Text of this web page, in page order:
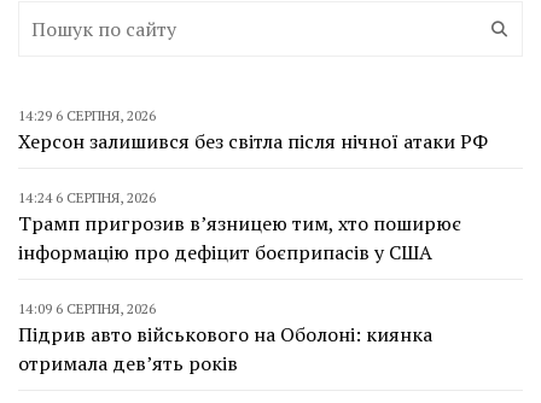
14:29 6 СЕРПНЯ, 2026
Херсон залишився без світла після нічної атаки РФ
14:24 6 СЕРПНЯ, 2026
Трамп пригрозив в’язницею тим, хто поширює
інформацію про дефіцит боєприпасів у США
14:09 6 СЕРПНЯ, 2026
Підрив авто військового на Оболоні: киянка
отримала дев’ять років